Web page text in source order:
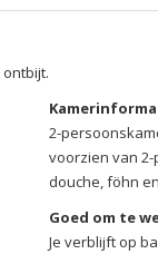
2-
voorzien van 2-
douche, föhn
Goed om te
Je verblijft op